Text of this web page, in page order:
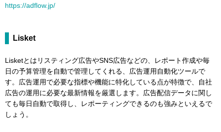
https://adflow.jp/
Lisket
Lisketとはリスティング広告やSNS広告などの、レポート作成や毎
日の予算管理を自動で管理してくれる、広告運用自動化ツールで
す。広告運用で必要な指標や機能に特化している点が特徴で、自社
広告の運用に必要な最新情報を厳選します。広告配信データに関し
ても毎日自動で取得し、レポーティングできるのも強みといえるで
しょう。